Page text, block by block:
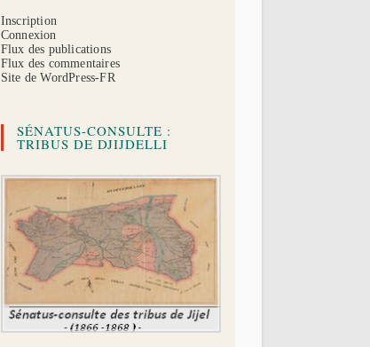
Inscription
Connexion
Flux des publications
Flux des commentaires
Site de WordPress-FR
SÉNATUS-CONSULTE :
TRIBUS DE DJIJDELLI